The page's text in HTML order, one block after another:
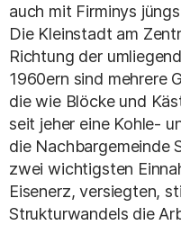
auch mit Firminys
Die Kleinstadt am
Richtung der
1960ern sind mehrere
die wie Blöcke und
seit jeher eine Kohle-
die Nachbargemeinde
zwei wichtigsten
Eisenerz, versiegten,
Strukturwandels die